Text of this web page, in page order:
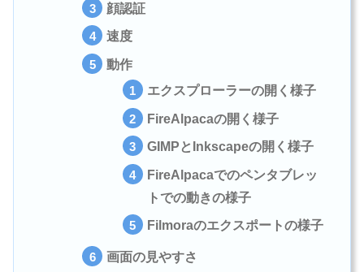
顔認証
速度
動作
エクスプローラーの開く様子
FireAlpacaの開く様子
GIMPとInkscapeの開く様子
FireAlpacaでのペンタブレッ
トでの動きの様子
Filmoraのエクスポートの様子
画面の見やすさ